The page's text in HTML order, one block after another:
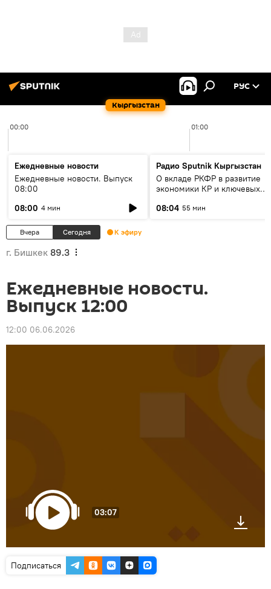
Кыргызстан
РУС
00:00 01:00
Ежедневные новости
Ежедневные новости. Выпуск
08:00
08:00 4 мин
Радио Sputnik Кыргызстан
О вкладе РКФР в развитие
экономики КР и ключевых
08:04 55 мин
Вчера Сегодня К эфиру
г. Бишкек 89.3
Ежедневные новости.
Выпуск 12:00
12:00 06.06.2026
03:07
Подписаться